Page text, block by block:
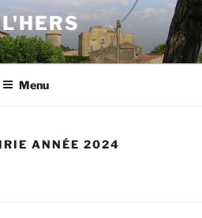
Menu
ANNÉE 2024